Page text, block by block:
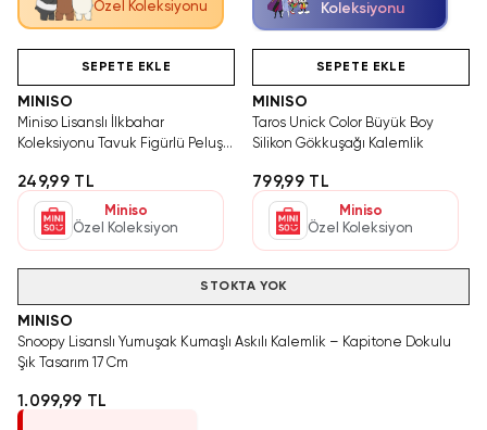
Özel Koleksiyonu
Koleksiyonu
SEPETE EKLE
MINISO
Miniso Lisanslı İlkbahar
Koleksiyonu Tavuk Figürlü Peluş
249,99 TL
Miniso
Özel Koleksiyon
SEPETE EKLE
MINISO
Taros Unick Color Büyük Boy
Silikon Gökkuşağı Kalemlik
799,99 TL
Miniso
Özel Koleksiyon
STOKTA YOK
MINISO
Snoopy Lisanslı Yumuşak Kumaşlı Askılı Kalemlik – Kapitone Dokulu
Şık Tasarım 17 Cm
1.099,99 TL